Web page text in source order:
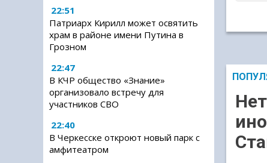
22:51
Патриарх Кирилл может освятить
храм в районе имени Путина в
Грозном
22:47
В КЧР общество «Знание»
организовало встречу для
участников СВО
22:40
В Черкесске откроют новый парк с
амфитеатром